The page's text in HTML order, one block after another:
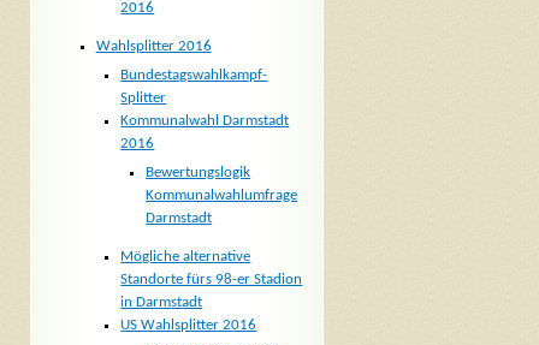
2016
Wahlsplitter 2016
Bundestagswahlkampf-
Splitter
Kommunalwahl Darmstadt
2016
Bewertungslogik
Kommunalwahlumfrage
Darmstadt
Mögliche alternative
Standorte fürs 98-er Stadion
in Darmstadt
US Wahlsplitter 2016